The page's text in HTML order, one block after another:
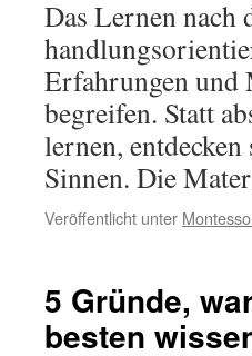
Das Lernen nach
Erfahrungen und
begreifen. Statt
lernen,
Sinnen. Die
Veröffentlicht unter
5 Gründe,
besten